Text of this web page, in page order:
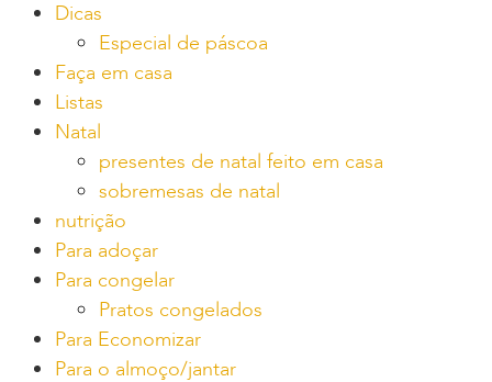
Dicas
Especial de páscoa
Faça em casa
Listas
Natal
presentes de natal feito em casa
sobremesas de natal
nutrição
Para adoçar
Para congelar
Pratos congelados
Para Economizar
Para o almoço/jantar